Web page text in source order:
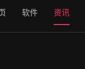
软件 资讯